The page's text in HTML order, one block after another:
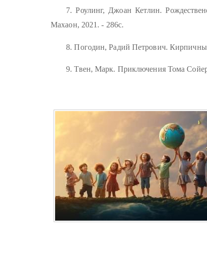
7. Роулинг, Джоан Кетлин.
Махаон, 2021. - 286с.
8. Погодин, Радий Петрович.
9. Твен, Марк. Приключения Тома